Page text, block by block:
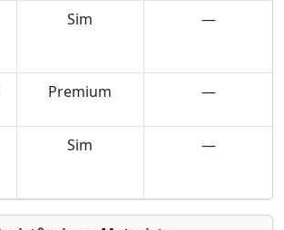
Sim —
Premium —
Sim —